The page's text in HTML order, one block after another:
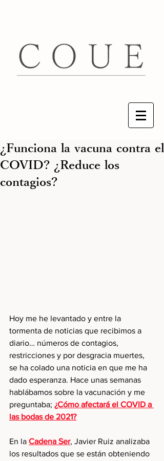
¿Funciona la vacuna contra el
COVID? ¿Reduce los
contagios?
Hoy me he levantado y entre la
tormenta de noticias que recibimos a
diario… números de contagios,
restricciones y por desgracia muertes,
se ha colado una noticia en que me ha
dado esperanza. Hace unas semanas
hablábamos sobre la vacunación y me
preguntaba; ¿Cómo afectará el COVID a
las bodas de 2021?
En la Cadena Ser, Javier Ruiz analizaba
los resultados que se están obteniendo